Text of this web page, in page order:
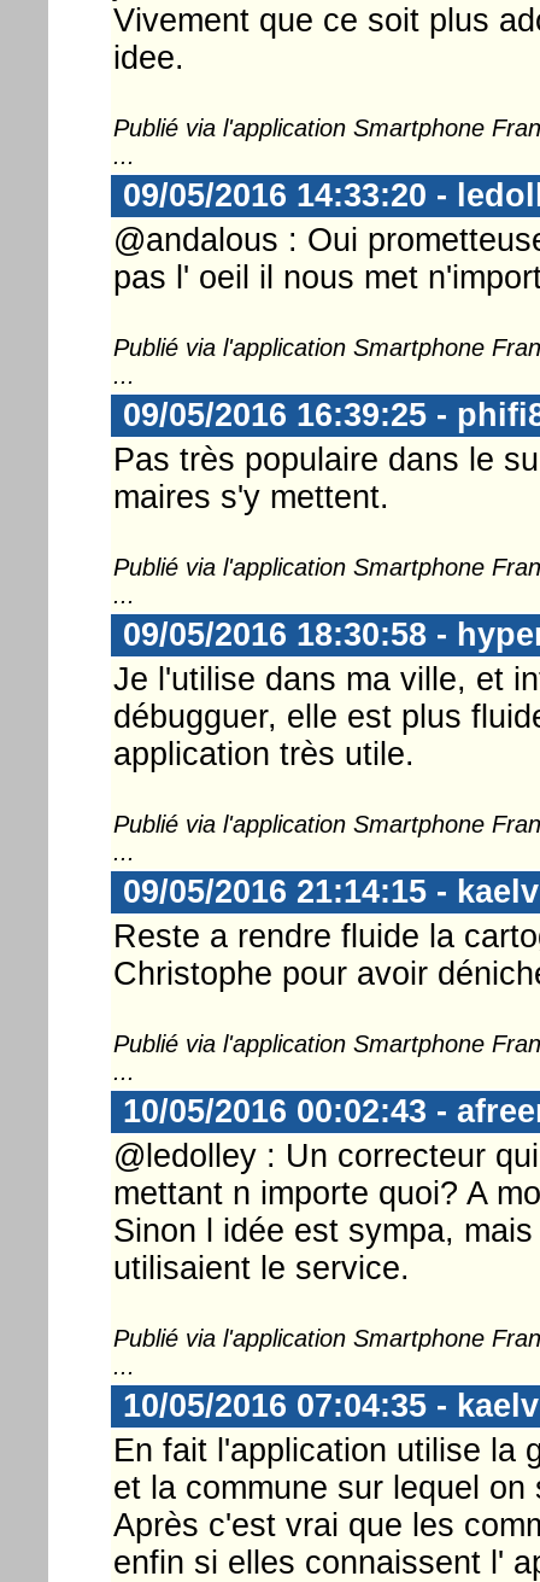
Vivement que ce soit plus
idee.
Publié via l'application Smartphone
...
09/05/2016 14:33:20 -
@andalous : Oui
pas l' oeil il nous met
Publié via l'application Smartphone
...
09/05/2016 16:39:25 -
Pas très populaire dans le
maires s'y mettent.
Publié via l'application Smartphone
...
09/05/2016 18:30:58 -
Je l'utilise dans ma ville, et
débugguer, elle est plus
application très utile.
Publié via l'application Smartphone
...
09/05/2016 21:14:15 -
Reste a rendre fluide la
Christophe pour avoir
Publié via l'application Smartphone
...
10/05/2016 00:02:43 -
@ledolley : Un correcteur
mettant n importe quoi? A
Sinon l idée est sympa,
utilisaient le service.
Publié via l'application Smartphone
...
10/05/2016 07:04:35 -
En fait l'application utilise la
et la commune sur lequel on
Après c'est vrai que les
enfin si elles connaissent l'